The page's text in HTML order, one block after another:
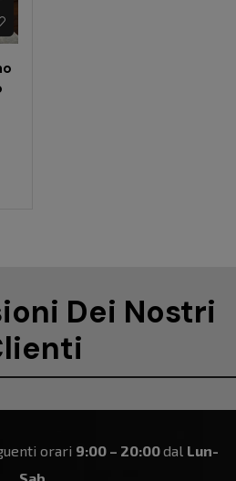
Dei Nostri
orari 9:00 – 20:00dal Lun-